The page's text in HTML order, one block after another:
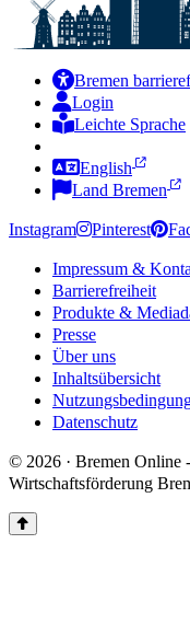
Bremen
Login
Leichte Sprache
English
Land Bremen
Instagram Pinterest
Impressum &
Barrierefreiheit
Produkte &
Presse
Über uns
Inhaltsübersicht
Datenschutz
© 2026 · Bremen Online
Wirtschaftsförderung